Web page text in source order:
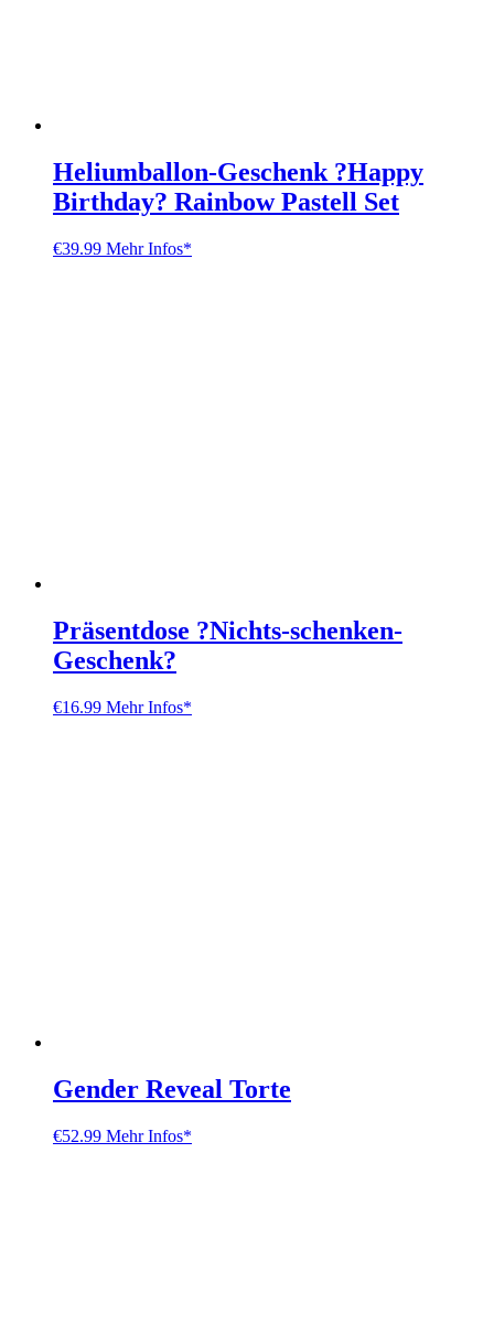
Heliumballon-Geschenk ?Happy
Birthday? Rainbow Pastell Set
€39.99 Mehr Infos*
Präsentdose ?Nichts-schenken-
Geschenk?
€16.99 Mehr Infos*
Gender Reveal Torte
€52.99 Mehr Infos*